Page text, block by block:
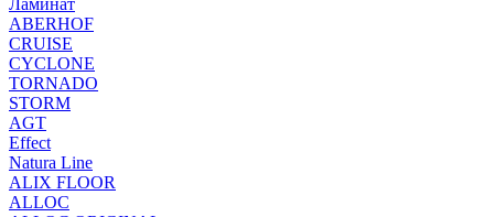
Ламинат
ABERHOF
CRUISE
CYCLONE
TORNADO
STORM
AGT
Effect
Natura Line
ALIX FLOOR
ALLOC